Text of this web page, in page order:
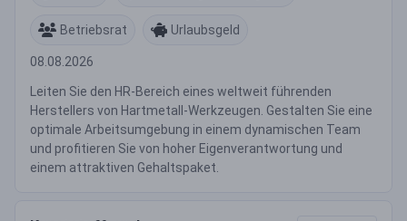
Betriebsrat Urlaubsgeld
08.08.2026
Leiten Sie den HR-Bereich eines weltweit führenden
Herstellers von Hartmetall-Werkzeugen. Gestalten Sie eine
optimale Arbeitsumgebung in einem dynamischen Team
und profitieren Sie von hoher Eigenverantwortung und
einem attraktiven Gehaltspaket.